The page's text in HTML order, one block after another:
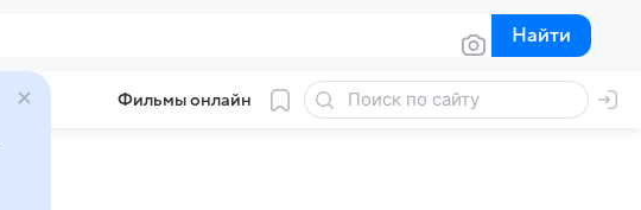
Найти
Найти
Фильмы онлайн